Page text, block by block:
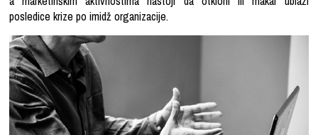
posledice krize po imidž organizacije.